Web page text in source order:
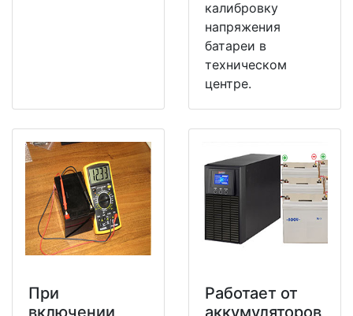
калибровку
напряжения
батареи в
техническом
центре.
При
включении
Работает от
аккумуляторов